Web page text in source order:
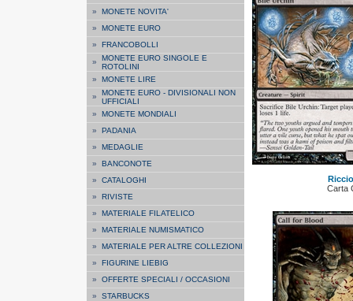
» MONETE NOVITA'
» MONETE EURO
» FRANCOBOLLI
» MONETE EURO SINGOLE E
ROTOLINI
» MONETE LIRE
» MONETE EURO - DIVISIONALI NON
UFFICIALI
» MONETE MONDIALI
» PADANIA
» MEDAGLIE
» BANCONOTE
» CATALOGHI
» RIVISTE
» MATERIALE FILATELICO
» MATERIALE NUMISMATICO
» MATERIALE PER ALTRE COLLEZIONI
» FIGURINE LIEBIG
» OFFERTE SPECIALI / OCCASIONI
» STARBUCKS
Carta